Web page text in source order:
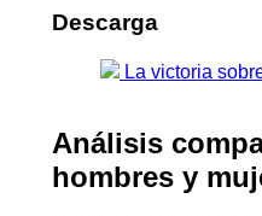
Descarga
La victoria
Análisis
hombres y